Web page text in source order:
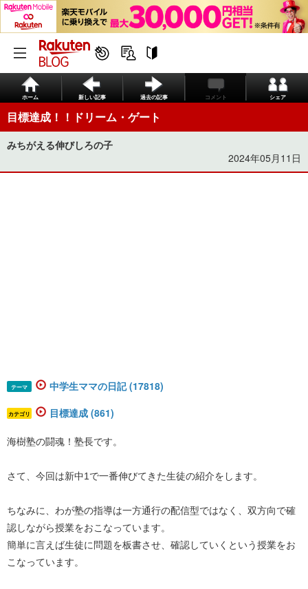
ホーム 新しい記事 過去の記事 コメント シェア
目標達成！！ドリーム・ゲート
みちがえる伸びしろの子
2024年05月11日
テーマ 中学生ママの日記 (17818)
カテゴリ 目標達成 (861)
海樹塾の闘魂！塾長です。
さて、今回は新中1で一番伸びてきた生徒の紹介をします。
ちなみに、わが塾の指導は一方通行の配信型ではなく、双方向で確
認しながら授業をおこなっています。
簡単に言えば生徒に問題を板書させ、確認していくという授業をお
こなっています。